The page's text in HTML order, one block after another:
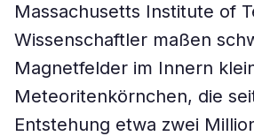
Massachusetts Institute of
Wissenschaftler maßen
Magnetfelder im Innern
Meteoritenkörnchen, die
Entstehung etwa zwei